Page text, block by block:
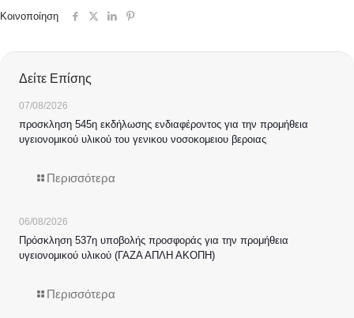
Κοινοποίηση
Δείτε Επίσης
07/08/2026
προσκληση 545η εκδήλωσης ενδιαφέροντος για την προμήθεια
υγειονομικού υλικού του γενικου νοσοκομειου βεροιας
Περισσότερα
06/08/2026
Πρόσκληση 537η υποβολής προσφοράς για την προμήθεια
υγειονομικού υλικού (ΓΑΖΑ ΑΠΛΗ ΑΚΟΠΗ)
Περισσότερα